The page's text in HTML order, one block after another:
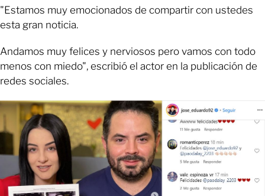
"Estamos muy emocionados de compartir con ustedes
esta gran noticia.
Andamos muy felices y nerviosos pero vamos con todo
menos con miedo", escribió el actor en la publicación de
redes sociales.